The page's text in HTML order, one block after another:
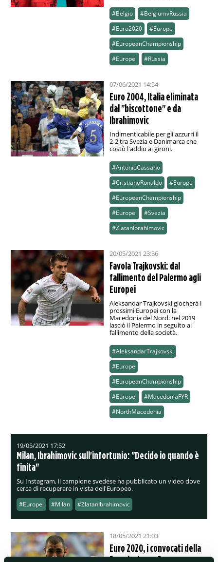
#Belgio
#BelgiumvRussia
#Euro2020
#Europe
#EuropeanChampionship
#Europei
#Russia
07/06/2021 14:54
Euro 2004, Italia eliminata
dal "biscottone" e da
Ibrahimovic
Indimenticabile per gli azzurri il
2-2 tra Svezia e Danimarca che
costò l'addio ai gironi.
#AntonioCassano
#CristianoRonaldo
#Europe
#EuropeanChampionship
#Europei
#Svezia
#ZlatanIbrahimovic
20/05/2021 23:36
Favola Trajkovski: dal
fallimento del Palermo agli
Europei
Aleksandar Trajkovski giocherà i
prossimi Europei con la
Macedonia del Nord: nel 2019
lasciò il Palermo in seguito al
fallimento della società.
#AleksandarTrajkovski
#Europe
#EuropeanChampionship
#Europei
#MacedoniaFYR
#NorthMacedonia
19/05/2021 17:52
Milan, Ibrahimovic sull'infortunio: "Decido io quando è
finita"
Su Instagram, il campione svedese ha pubblicato un video dove
cerca di recuperare in vista dell'Europeo.
#Europei #Milan #ZlatanIbrahimovic
18/05/2021 21:03
Euro 2020, i convocati della